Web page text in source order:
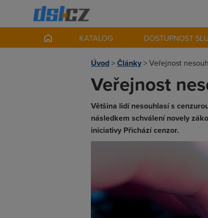
KATALOG DOSTUPNOST
Úvod>Články>Veřejnost
Veřejnost
Většina lidí nesouhlasí s
následkem schválení novely
iniciativy Přichází cenzor.